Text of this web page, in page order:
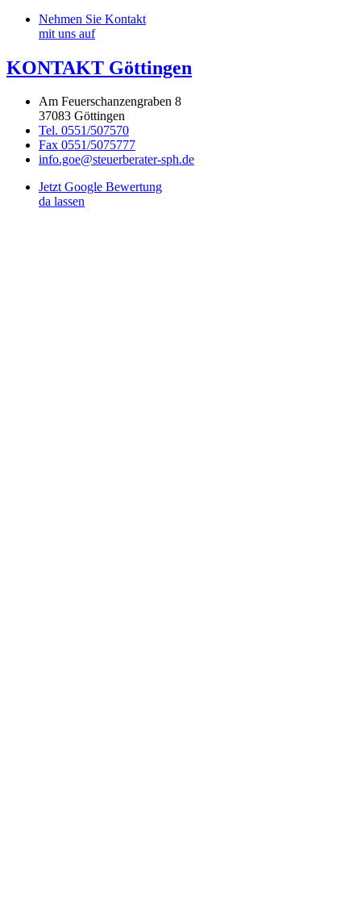
Nehmen Sie Kontakt
mit uns auf
KONTAKT Göttingen
Am Feuerschanzengraben 8
37083 Göttingen
Tel. 0551/507570
Fax 0551/5075777
info.goe@steuerberater-sph.de
Jetzt Google Bewertung
da lassen